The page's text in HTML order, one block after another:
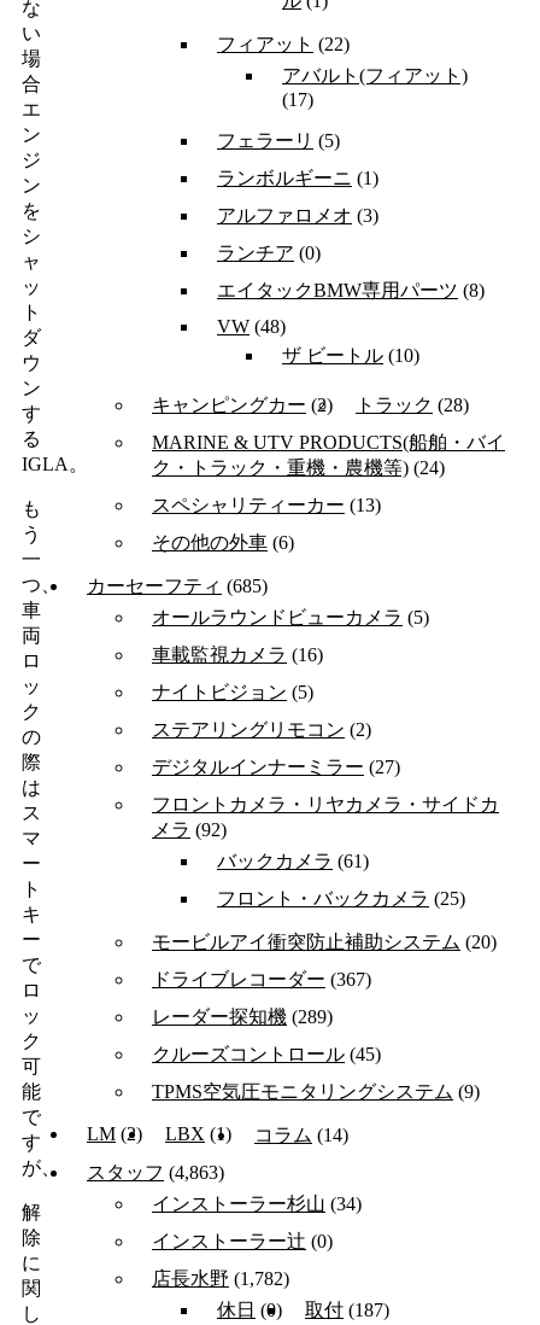
な
い
場
合
エ
ン
ジ
ン
を
シ
ャ
ッ
ト
ダ
ウ
ン
す
る
IGLA。
も
う
一
つ、
車
両
ロ
ッ
ク
の
際
は
ス
マ
ー
ト
キ
ー
で
ロ
ッ
ク
可
能
で
す
が、
解
除
に
関
し
フィアット (22)
アバルト(フィアット)
(17)
フェラーリ (5)
ランボルギーニ (1)
アルファロメオ (3)
ランチア (0)
エイタックBMW専用パーツ (8)
VW (48)
ザ ビートル (10)
キャンピングカー (2) トラック (28)
MARINE & UTV PRODUCTS(船舶・バイ
ク・トラック・重機・農機等) (24)
スペシャリティーカー (13)
その他の外車 (6)
カーセーフティ (685)
オールラウンドビューカメラ (5)
車載監視カメラ (16)
ナイトビジョン (5)
ステアリングリモコン (2)
デジタルインナーミラー (27)
フロントカメラ・リヤカメラ・サイドカ
メラ (92)
バックカメラ (61)
フロント・バックカメラ (25)
モービルアイ衝突防止補助システム (20)
ドライブレコーダー (367)
レーダー探知機 (289)
クルーズコントロール (45)
TPMS空気圧モニタリングシステム (9)
LM (2) LBX (1) コラム (14)
スタッフ (4,863)
インストーラー杉山 (34)
インストーラー辻 (0)
店長水野 (1,782)
休日 (0) 取付 (187)